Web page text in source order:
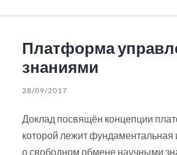
Платформа
знаниями
28/09/2017
Доклад посвящён концепции
которой лежит фундаментальная
о свободном обмене научными